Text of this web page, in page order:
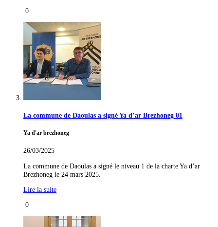
0
La commune de Daoulas a signé Ya d’ar Brezhoneg 01
Ya d'ar brezhoneg
26/03/2025
La commune de Daoulas a signé le niveau 1 de la charte Ya d’ar
Brezhoneg le 24 mars 2025.
Lire la suite
0